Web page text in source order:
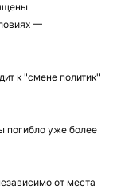
—
к "смене политик"
погибло уже более
от места